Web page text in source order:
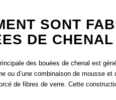
SONT
DE CHENAL
des bouées de chenal est
ou d’une combinaison de mousse
de fibres de verre. Cette